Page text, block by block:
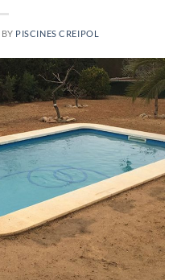
BY PISCINES CREIPOL